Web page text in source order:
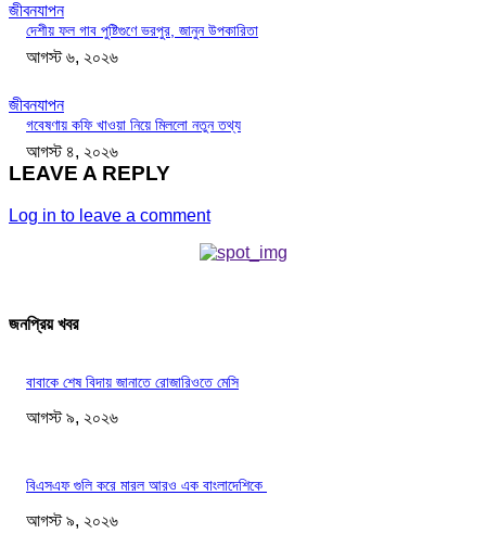
জীবনযাপন
দেশীয় ফল গাব পুষ্টিগুণে ভরপুর, জানুন উপকারিতা
আগস্ট ৬, ২০২৬
জীবনযাপন
গবেষণায় কফি খাওয়া নিয়ে মিললো নতুন তথ্য
আগস্ট ৪, ২০২৬
LEAVE A REPLY
Log in to leave a comment
জনপ্রিয় খবর
বাবাকে শেষ বিদায় জানাতে রোজারিওতে মেসি
আগস্ট ৯, ২০২৬
বিএসএফ গুলি করে মারল আরও এক বাংলাদেশিকে
আগস্ট ৯, ২০২৬